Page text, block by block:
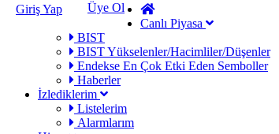
Giriş Yap
Üye Ol
Canlı Piyasa
BIST
BIST Yükselenler/Hacimliler/Düşenler
Endekse En Çok Etki Eden Semboller
Haberler
İzlediklerim
Listelerim
Alarmlarım